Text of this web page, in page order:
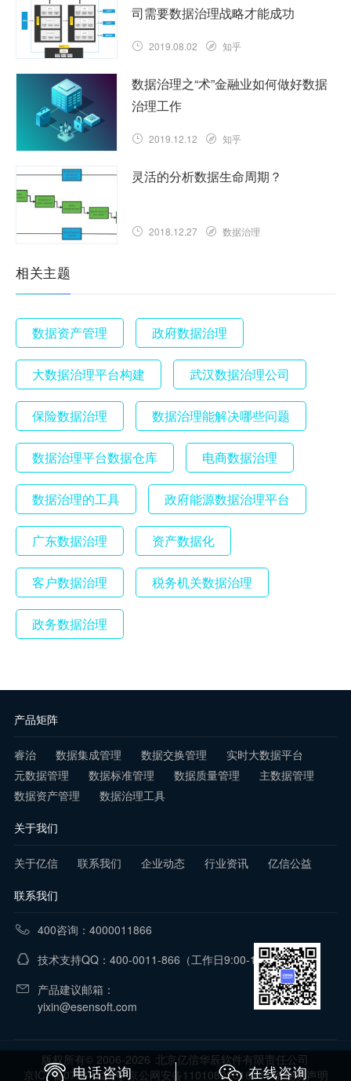
司需要数据治理战略才能成功
2019.08.02 知乎
数据治理之“术”金融业如何做好数据
治理工作
2019.12.12 知乎
灵活的分析数据生命周期？
2018.12.27 数据治理
相关主题
数据资产管理 政府数据治理
大数据治理平台构建 武汉数据治理公司
保险数据治理 数据治理能解决哪些问题
数据治理平台数据仓库 电商数据治理
数据治理的工具 政府能源数据治理平台
广东数据治理 资产数据化
客户数据治理 税务机关数据治理
政务数据治理
产品矩阵
睿治 数据集成管理 数据交换管理
实时大数据平台
元数据管理
数据标准管理 数据质量管理
主数据管理
数据资产管理
数据治理工具
关于我们
关于亿信 联系我们 企业动态 行业资讯 亿信公益
联系我们
400咨询：4000011866
技术支持QQ：400-0011-866 （工作日9:00-18:00）
产品建议邮箱：
yixin@esensoft.com
版权所有© 2006-2026 北京亿信华辰软件有限责任公司
京ICP备07017321号 京公网安备11010802016281号 免责声明
电话咨询 在线咨询